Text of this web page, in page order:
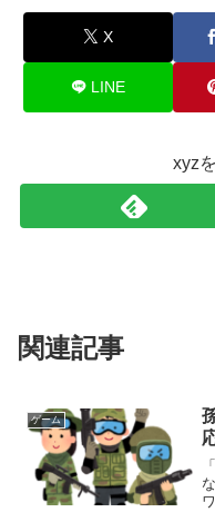
X
LINE
xyz
関連記事
ゲーム